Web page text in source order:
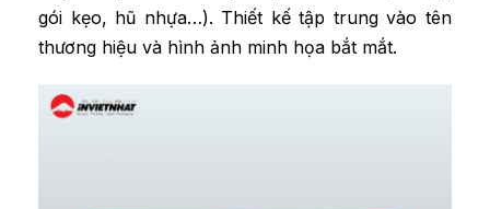
gói kẹo, hũ nhựa…). Thiết kế tập trung vào tên
thương hiệu và hình ảnh minh họa bắt mắt.